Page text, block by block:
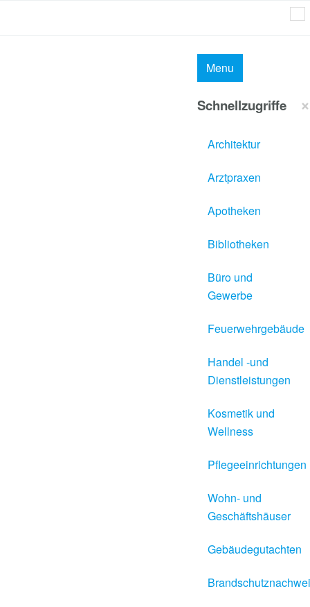
Menu
×
Schnellzugriffe
Architektur
Arztpraxen
Apotheken
Bibliotheken
Büro und
Gewerbe
Feuerwehrgebäude
Handel -und
Dienstleistungen
Kosmetik und
Wellness
Pflegeeinrichtungen
Wohn- und
Geschäftshäuser
Gebäudegutachten